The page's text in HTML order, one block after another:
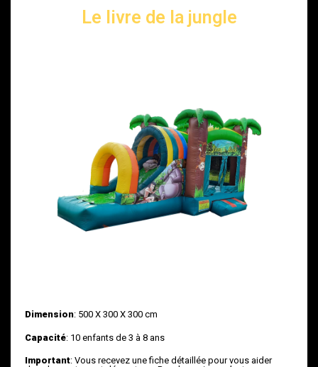
Le livre de la jungle
Dimension: 500 X 300 X 300 cm
Capacité: 10 enfants de 3 à 8 ans
Important: Vous recevez une fiche détaillée pour vous aider